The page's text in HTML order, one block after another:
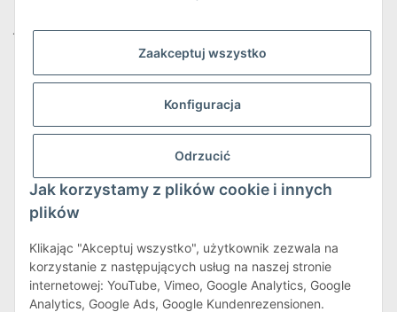
Zaakceptuj wszystko
Konfiguracja
Odrzucić
Jak korzystamy z plików cookie i innych
plików
Klikając "Akceptuj wszystko", użytkownik zezwala na
korzystanie z następujących usług na naszej stronie
internetowej: YouTube, Vimeo, Google Analytics, Google
Analytics, Google Ads, Google Kundenrezensionen.
Jesteśmy członkiem
Więcej informacji o wysyłce i zwrotach
Warunki korzystania z serwisu